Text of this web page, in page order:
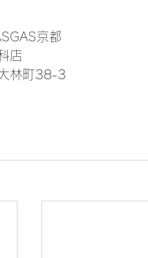
京都
店
林町38-3